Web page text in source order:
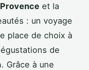
et la
: un voyage
place de choix à
de
Grâce à une